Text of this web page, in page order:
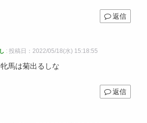
返信
: 投稿日：2022/05/18(水) 15:18:55
馬は菊出るしな
返信